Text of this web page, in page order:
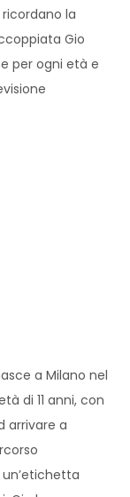
la
Gio
per ogni età e
a Milano nel
di 11 anni, con
arrivare a